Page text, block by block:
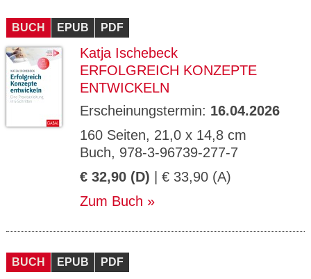
BUCH EPUB PDF
Katja Ischebeck
ERFOLGREICH KONZEPTE
ENTWICKELN
Erscheinungstermin: 16.04.2026
160 Seiten, 21,0 x 14,8 cm
Buch, 978-3-96739-277-7
€ 32,90 (D) | € 33,90 (A)
Zum Buch
BUCH EPUB PDF